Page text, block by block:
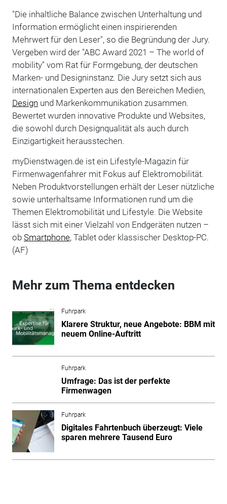
"Die inhaltliche Balance zwischen Unterhaltung und
Information ermöglicht einen inspirierenden
Mehrwert für den Leser", so die Begründung der Jury.
Vergeben wird der "ABC Award 2021 – The world of
mobility" vom Rat für Formgebung, der deutschen
Marken- und Designinstanz. Die Jury setzt sich aus
internationalen Experten aus den Bereichen Medien,
Design und Markenkommunikation zusammen.
Bewertet wurden innovative Produkte und Websites,
die sowohl durch Designqualität als auch durch
Einzigartigkeit herausstechen.
myDienstwagen.de ist ein Lifestyle-Magazin für
Firmenwagenfahrer mit Fokus auf Elektromobilität.
Neben Produktvorstellungen erhält der Leser nützliche
sowie unterhaltsame Informationen rund um die
Themen Elektromobilität und Lifestyle. Die Website
lässt sich mit einer Vielzahl von Endgeräten nutzen –
ob Smartphone, Tablet oder klassischer Desktop-PC.
(AF)
Mehr zum Thema entdecken
Fuhrpark
Klarere Struktur, neue Angebote: BBM mit
neuem Online-Auftritt
Fuhrpark
Umfrage: Das ist der perfekte
Firmenwagen
Fuhrpark
Digitales Fahrtenbuch überzeugt: Viele
sparen mehrere Tausend Euro